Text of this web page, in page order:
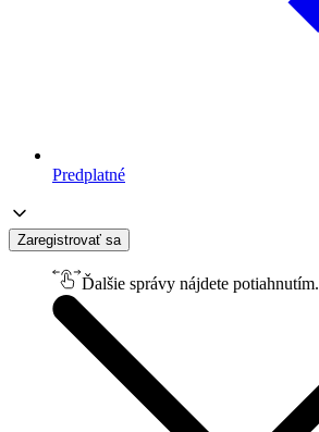
Predplatné
Zaregistrovať sa
Ďalšie správy nájdete potiahnutím.